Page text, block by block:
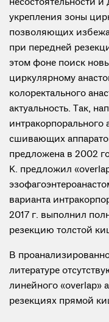
несостоятельности
укрепления зоны
позволяющих
при передней
этом фоне поиск
циркулярному
колоректального
актуальность. Так,
сшивающих
предложена в 2002
K. предложил
варианта
2017 г. выполнил
резекцию толстой
В
литературе
линейного «overlap»
резекциях прямой